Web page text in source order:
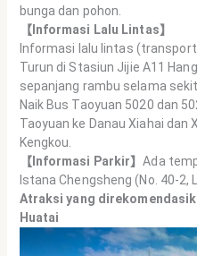
bunga dan pohon.
【Informasi Lalu Lintas】
Informasi lalu lintas
Turun di Stasiun Jijie A11
sepanjang rambu selama
Naik Bus Taoyuan 5020 dan
Taoyuan ke Danau Xiahai dan
Kengkou.
【Informasi Parkir】Ada
Istana Chengsheng (No. 40-2,
Atraksi yang
Huatai